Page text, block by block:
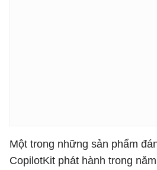
Một trong những sản phẩm
CopilotKit phát hành trong